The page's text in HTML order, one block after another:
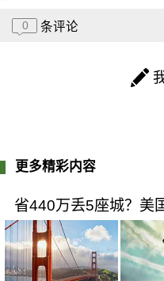
0 条评论
更多精彩内容
省440万丢5座城？美